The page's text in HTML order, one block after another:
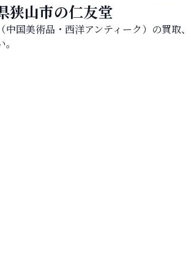
狭山市の仁友堂
国美術品・西洋アンティーク）の買取、